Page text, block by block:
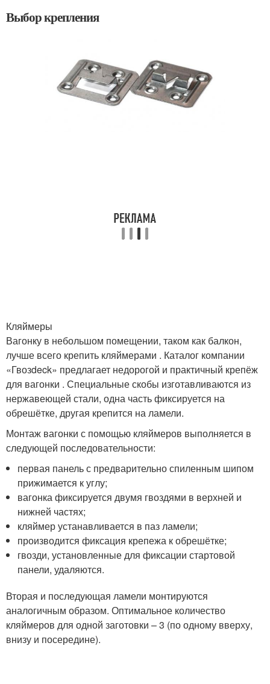
Выбор крепления
Кляймеры
Вагонку в небольшом помещении, таком как балкон,
лучше всего крепить кляймерами . Каталог компании
«Гвозdeck» предлагает недорогой и практичный крепёж
для вагонки . Специальные скобы изготавливаются из
нержавеющей стали, одна часть фиксируется на
обрешётке, другая крепится на ламели.
Монтаж вагонки с помощью кляймеров выполняется в
следующей последовательности:
первая панель с предварительно спиленным шипом
прижимается к углу;
вагонка фиксируется двумя гвоздями в верхней и
нижней частях;
кляймер устанавливается в паз ламели;
производится фиксация крепежа к обрешётке;
гвозди, установленные для фиксации стартовой
панели, удаляются.
Вторая и последующая ламели монтируются
аналогичным образом. Оптимальное количество
кляймеров для одной заготовки – 3 (по одному вверху,
внизу и посередине).